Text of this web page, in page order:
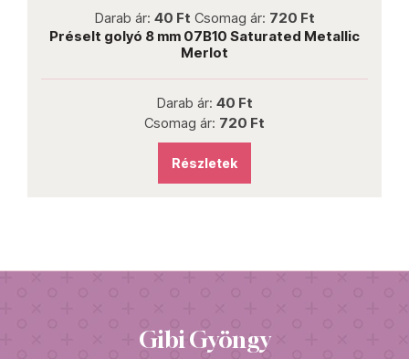
Darab ár: 40 Ft Csomag ár: 720 Ft
Préselt golyó 8 mm 07B10 Saturated Metallic
Merlot
Darab ár: 40 Ft
Csomag ár: 720 Ft
Részletek
Gibi Gyöngy